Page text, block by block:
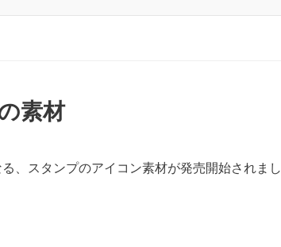
素材
、スタンプのアイコン素材が発売開始されまし